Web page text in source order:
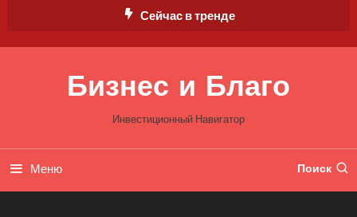
Сейчас в тренде
Бизнес и Благо
Инвестиционный Навигатор
Меню Поиск